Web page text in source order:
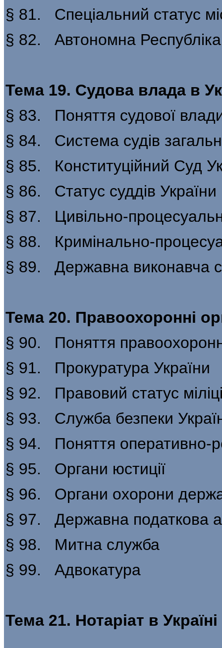
§ 81. Спеціальний статус
§ 82. Автономна
Тема 19. Судова влада в
§ 83. Поняття судової
§ 84. Система судів
§ 85. Конституційний Суд
§ 86. Статус суддів України
§ 87. Цивільно-
§ 88. Кримінально-
§ 89. Державна виконавча
Тема 20. Правоохоронні
§ 90. Поняття
§ 91. Прокуратура України
§ 92. Правовий статус
§ 93. Служба безпеки
§ 94. Поняття оперативно-
§ 95. Органи юстиції
§ 96. Органи охорони
§ 97. Державна податкова
§ 98. Митна служба
§ 99. Адвокатура
Тема 21. Нотаріат в Україні